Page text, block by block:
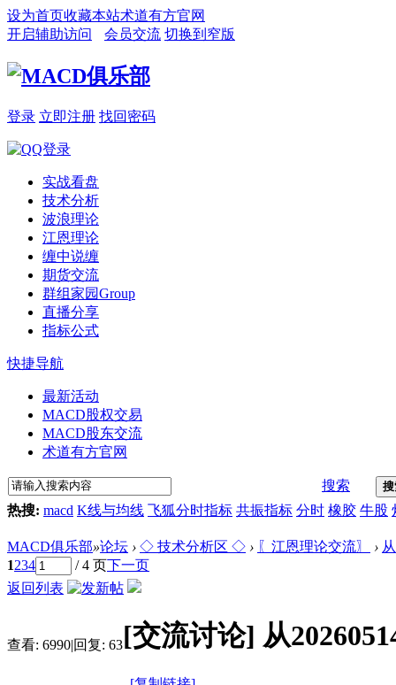
设为首页收藏本站术道有方官网
开启辅助访问
会员交流 切换到窄版
登录 立即注册 找回密码
实战看盘
技术分析
波浪理论
江恩理论
缠中说缠
期货交流
群组家园Group
直播分享
指标公式
快捷导航
最新活动
MACD股权交易
MACD股东交流
术道有方官网
搜索
热搜: macd K线与均线 飞狐分时指标 共振指标 分时 橡胶 牛股
MACD俱乐部»论坛 › ◇ 技术分析区 ◇ › 〖江恩理论交流〗 ›
1234 / 4 页下一页
返回列表
查看: 6990|回复: 63[交流讨论] 从